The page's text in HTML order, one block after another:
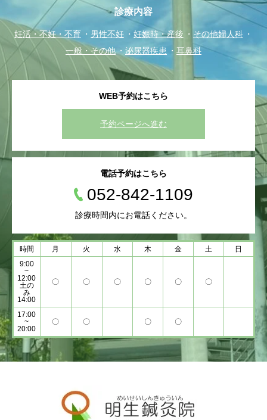
診療内容
妊活・不妊・不育 男性不妊 妊娠時・産後
その他婦人科
一般・その他
泌尿器疾患 耳鼻科
WEB予約はこちら
予約ページへ進む
電話予約はこちら
052-842-1109
診療時間内にお電話ください。
時間 月 火 水 木 金 土
日
9:00
~
12:00
土の
み
14:00
〇 〇 〇 〇 〇 〇
17:00
~
20:00
〇 〇 〇 〇